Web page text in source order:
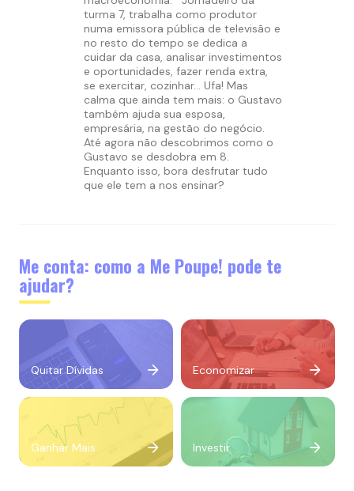
turma 7, trabalha como produtor
numa emissora pública de televisão e
no resto do tempo se dedica a
cuidar da casa, analisar investimentos
e oportunidades, fazer renda extra,
se exercitar, cozinhar… Ufa! Mas
calma que ainda tem mais: o Gustavo
também ajuda sua esposa,
empresária, na gestão do negócio.
Até agora não descobrimos como o
Gustavo se desdobra em 8.
Enquanto isso, bora desfrutar tudo
que ele tem a nos ensinar?
Me conta: como a Me Poupe! pode te
ajudar?
Quitar Dívidas Economizar
Ganhar Mais Investir